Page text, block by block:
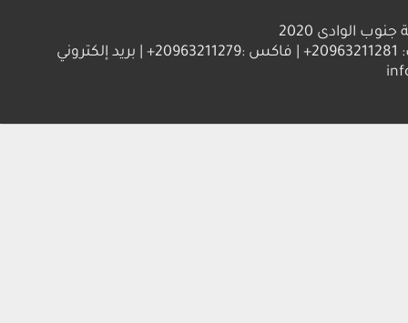
2020
العنوان : جامعة جنوب الوادي 83523 قنا - جمهورية مصر العربية | ت: 20963211281+ | فاكس :20963211279+ | بريد إلكتروني